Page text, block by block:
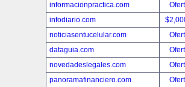
informacionpractica.com
infodiario.com
noticiasentucelular.com
dataguia.com
novedadeslegales.com
panoramafinanciero.com